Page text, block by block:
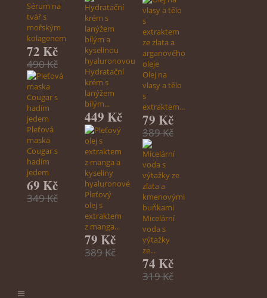
Sérum na
tvář s
mořským
kolagenem
72 Kč
490 Kč
Pleťová
maska
Cougar s
hadím
jedem
69 Kč
349 Kč
Hydratační
krém s
lanýžem
bílým...
449 Kč
Pleťový
olej s
extraktem
z manga...
79 Kč
389 Kč
Olej na
vlasy a tělo
s
extraktem...
79 Kč
389 Kč
Micelární
voda s
výtažky
ze...
74 Kč
319 Kč